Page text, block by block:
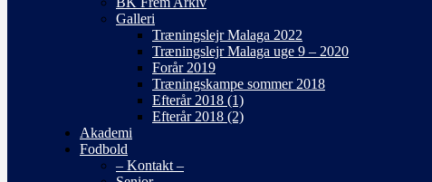
Galleri
Træningslejr Malaga 2022
Træningslejr Malaga uge 9 – 2020
Forår 2019
Træningskampe sommer 2018
Efterår 2018 (1)
Efterår 2018 (2)
Akademi
Fodbold
– Kontakt –